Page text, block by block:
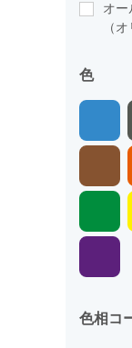
オー
（
色
色相コ